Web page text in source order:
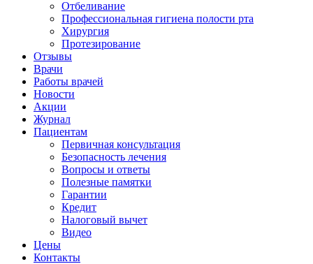
Отбеливание
Профессиональная гигиена полости рта
Хирургия
Протезирование
Отзывы
Врачи
Работы врачей
Новости
Акции
Журнал
Пациентам
Первичная консультация
Безопасность лечения
Вопросы и ответы
Полезные памятки
Гарантии
Кредит
Налоговый вычет
Видео
Цены
Контакты